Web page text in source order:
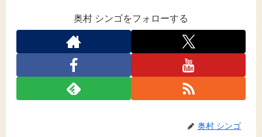
奥村 シンゴをフォローする
奥村 シンゴ